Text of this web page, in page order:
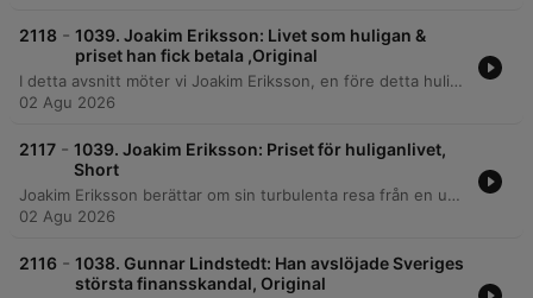
2118 - 1039. Joakim Eriksson: Livet som huligan &
priset han fick betala ,Original
I detta avsnitt möter vi Joakim Eriksson, en före detta huliganledare för Djurgårdens IF, som delar med sig av sin turbulenta livshistoria. Från en uppväxt präglad av brist på manliga förebilder och tidig kriminalitet, till att bli en central figur i den våldsamma supporterkulturen under 90-talet, beskriver han hur behovet av bekräftelse drev honom in i ett liv av vapen, knivslagsmål och gängkriminalitet. Berättelsen fortsätter genom en djup personlig kris där ett dubbelliv som ledare i DFG gradvis ersattes av missbruk, psykos och hemlöshet. Joakim reflekterar över sin resa från destruktiva flyktbeteenden till att finna stabilitet i nykterhet, och belyser hur traumatiska upplevelser av skam formade hans identitet.
02 Agu 2026
2117 - 1039. Joakim Eriksson: Priset för huliganlivet,
Short
Joakim Eriksson berättar om sin turbulenta resa från en uppväxt i Rissne präglad av sökandet efter förebilder till sin tid som ledare för huliganlaget DFG. Han delar med sig av de mörka åren med våld, gängkriminalitet, drogberoende och psykoser, vilket ledde till hemlöshet och självmordsförsök. Efter en period av djup kris reflekterar Joakim över behovet av manliga förebilder och de emotionella konsekvenserna av sitt förflutna. Han avslutar med att berätta om sin väg mot återhämtning och hur han idag lever ett nyktert liv.
02 Agu 2026
2116 - 1038. Gunnar Lindstedt: Han avslöjade Sveriges
största finansskandal, Original